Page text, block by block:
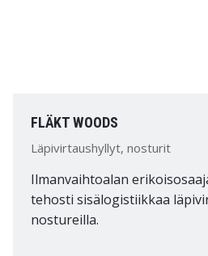
FLÄKT WOODS
Läpivirtaushyllyt, nosturit
Ilmanvaihtoalan
tehosti sisälogistiikkaa
nostureilla.